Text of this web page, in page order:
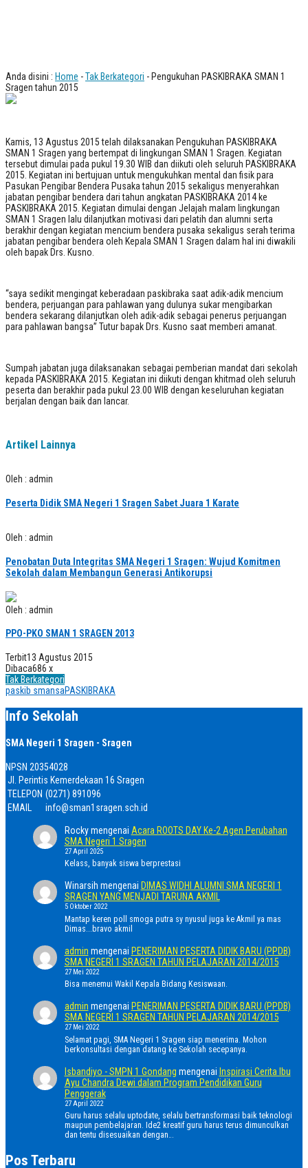
Anda disini : Home -Tak Berkategori - Pengukuhan PASKIBRAKA SMAN 1
Sragen tahun 2015
Kamis, 13 Agustus 2015 telah dilaksanakan Pengukuhan PASKIBRAKA
SMAN 1 Sragen yang bertempat di lingkungan SMAN 1 Sragen. Kegiatan
tersebut dimulai pada pukul 19.30 WIB dan diikuti oleh seluruh PASKIBRAKA
2015. Kegiatan ini bertujuan untuk mengukuhkan mental dan fisik para
Pasukan Pengibar Bendera Pusaka tahun 2015 sekaligus menyerahkan
jabatan pengibar bendera dari tahun angkatan PASKIBRAKA 2014 ke
PASKIBRAKA 2015. Kegiatan dimulai dengan Jelajah malam lingkungan
SMAN 1 Sragen lalu dilanjutkan motivasi dari pelatih dan alumni serta
berakhir dengan kegiatan mencium bendera pusaka sekaligus serah terima
jabatan pengibar bendera oleh Kepala SMAN 1 Sragen dalam hal ini diwakili
oleh bapak Drs. Kusno.
“saya sedikit mengingat keberadaan paskibraka saat adik-adik mencium
bendera, perjuangan para pahlawan yang dulunya sukar mengibarkan
bendera sekarang dilanjutkan oleh adik-adik sebagai penerus perjuangan
para pahlawan bangsa” Tutur bapak Drs. Kusno saat memberi amanat.
Sumpah jabatan juga dilaksanakan sebagai pemberian mandat dari sekolah
kepada PASKIBRAKA 2015. Kegiatan ini diikuti dengan khitmad oleh seluruh
peserta dan berakhir pada pukul 23.00 WIB dengan keseluruhan kegiatan
berjalan dengan baik dan lancar.
Artikel Lainnya
Oleh : admin
Peserta Didik SMA Negeri 1 Sragen Sabet Juara 1 Karate
Oleh : admin
Penobatan Duta Integritas SMA Negeri 1 Sragen: Wujud Komitmen
Sekolah dalam Membangun Generasi Antikorupsi
Oleh : admin
PPO-PKO SMAN 1 SRAGEN 2013
Terbit13 Agustus 2015
Dibaca686 x
Tak Berkategori
paskib smansaPASKIBRAKA
Info Sekolah
SMA Negeri 1 Sragen - Sragen
NPSN 20354028
Jl. Perintis Kemerdekaan 16 Sragen
TELEPON (0271) 891096
EMAIL
info@sman1sragen.sch.id
Rockymengenai Acara ROOTS DAY Ke-2 Agen Perubahan
SMA Negeri 1 Sragen
27 April 2025
Kelass, banyak siswa berprestasi
Winarsih mengenai DIMAS WIDHI ALUMNI SMA NEGERI 1
SRAGEN YANG MENJADI TARUNA AKMIL
5 Oktober 2022
Mantap keren poll smoga putra sy nyusul juga ke Akmil ya mas
Dimas...bravo akmil
admin mengenai PENERIMAN PESERTA DIDIK BARU (PPDB)
SMA NEGERI 1 SRAGEN TAHUN PELAJARAN 2014/2015
27 Mei 2022
Bisa menemui Wakil Kepala Bidang Kesiswaan.
admin mengenai PENERIMAN PESERTA DIDIK BARU (PPDB)
SMA NEGERI 1 SRAGEN TAHUN PELAJARAN 2014/2015
27 Mei 2022
Selamat pagi, SMA Negeri 1 Sragen siap menerima. Mohon
berkonsultasi dengan datang ke Sekolah secepanya.
Isbandiyo - SMPN 1 Gondang mengenai Inspirasi Cerita Ibu
Ayu Chandra Dewi dalam Program Pendidikan Guru
Penggerak
27 April 2022
Guru harus selalu uptodate, selalu bertransformasi baik teknologi
maupun pembelajaran. Ide2 kreatif guru harus terus dimunculkan
dan tentu disesuaikan dengan…
Pos Terbaru